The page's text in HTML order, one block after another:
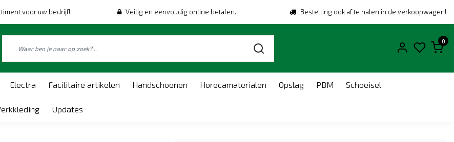
voor uw bedrijf! Veilig en eenvoudig online betalen. Bestelling ook af te halen in de verkoopwagen!
0
Electra Facilitaire artikelen Handschoenen Horecamaterialen Opslag PBM Schoeisel
Updates